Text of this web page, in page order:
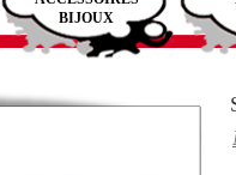
BIJOUX